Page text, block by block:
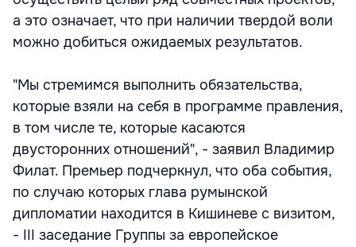
а это означает, что при наличии твердой воли
можно добиться ожидаемых результатов.
"Мы стремимся выполнить обязательства,
которые взяли на себя в программе правления,
в том числе те, которые касаются
двусторонних отношений", - заявил Владимир
Филат. Премьер подчеркнул, что оба события,
по случаю которых глава румынской
дипломатии находится в Кишиневе с визитом,
- III заседание Группы за европейское